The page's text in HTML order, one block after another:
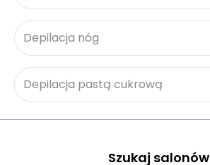
Depilacja nóg
Depilacja pastą cukrową
Szukaj salonów